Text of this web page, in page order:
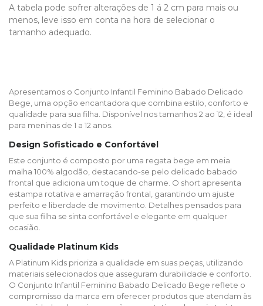
A tabela pode sofrer alterações de 1 á 2 cm para mais ou
menos, leve isso em conta na hora de selecionar o
tamanho adequado.
Apresentamos o Conjunto Infantil Feminino Babado Delicado
Bege, uma opção encantadora que combina estilo, conforto e
qualidade para sua filha. Disponível nos tamanhos 2 ao 12, é ideal
para meninas de 1 a 12 anos.​
Design Sofisticado e Confortável
Este conjunto é composto por uma regata bege em meia
malha 100% algodão, destacando-se pelo delicado babado
frontal que adiciona um toque de charme. O short apresenta
estampa rotativa e amarração frontal, garantindo um ajuste
perfeito e liberdade de movimento. Detalhes pensados para
que sua filha se sinta confortável e elegante em qualquer
ocasião.​
Qualidade Platinum Kids
A Platinum Kids prioriza a qualidade em suas peças, utilizando
materiais selecionados que asseguram durabilidade e conforto.
O Conjunto Infantil Feminino Babado Delicado Bege reflete o
compromisso da marca em oferecer produtos que atendam às